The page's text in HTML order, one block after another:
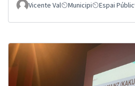
Vicente Val Municipi Espai Públic